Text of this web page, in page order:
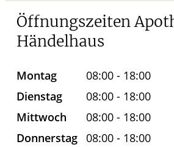
Öffnungszeiten
Händelhaus
Montag
08:00 - 18:00
Dienstag
08:00 - 18:00
Mittwoch
08:00 - 18:00
Donnerstag 08:00 - 18:00